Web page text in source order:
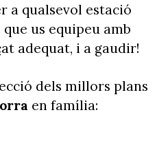
a qualsevol estació
us equipeu amb
adequat, i a gaudir!
dels millors plans
en família: